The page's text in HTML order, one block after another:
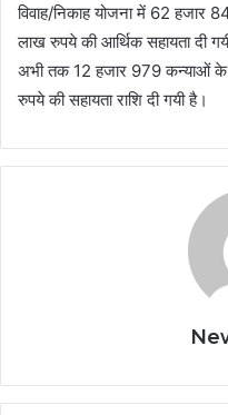
विवाह/निकाह योजना में 62 हजार
लाख रुपये की आर्थिक सहायता दी
अभी तक 12 हजार 979 कन्याओं के
रुपये की सहायता राशि दी गयी है।